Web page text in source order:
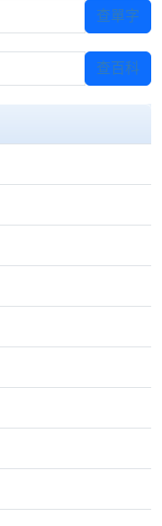
查單字
查百科